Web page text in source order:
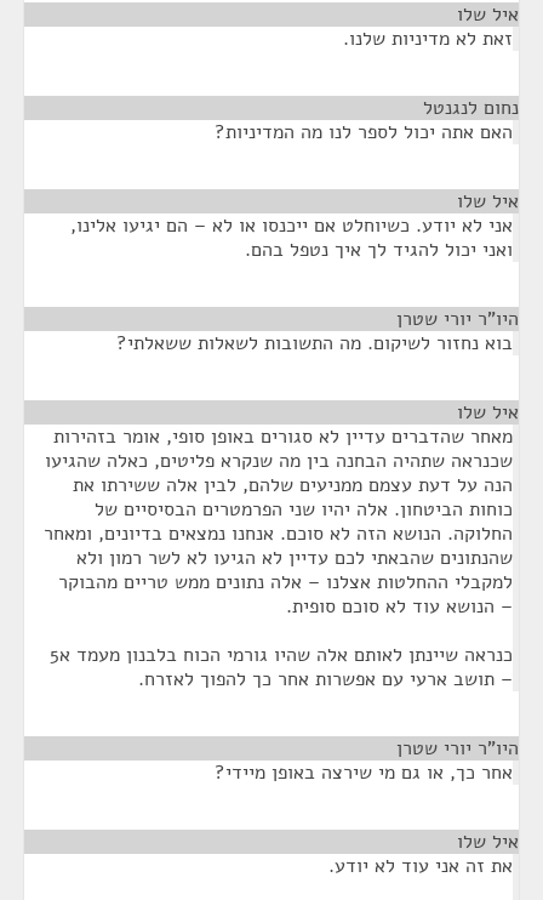
איל שלו
זאת לא מדיניות שלנו.
נחום לנגנטל
האם אתה יכול לספר לנו מה המדיניות?
איל שלו
אני לא יודע. כשיוחלט אם ייכנסו או לא – הם יגיעו אלינו,
ואני יכול להגיד לך איך נטפל בהם.
היו"ר יורי שטרן
בוא נחזור לשיקום. מה התשובות לשאלות ששאלתי?
איל שלו
מאחר שהדברים עדיין לא סגורים באופן סופי, אומר בזהירות
שכנראה שתהיה הבחנה בין מה שנקרא פליטים, כאלה שהגיעו
הנה על דעת עצמם ממניעים שלהם, לבין אלה ששירתו את
כוחות הביטחון. אלה יהיו שני הפרמטרים הבסיסיים של
החלוקה. הנושא הזה לא סוכם. אנחנו נמצאים בדיונים, ומאחר
שהנתונים שהבאתי לכם עדיין לא הגיעו לא לשר רמון ולא
למקבלי ההחלטות אצלנו – אלה נתונים ממש טריים מהבוקר
– הנושא עוד לא סוכם סופית.
כנראה שיינתן לאותם אלה שהיו גורמי הכוח בלבנון מעמד א5
– תושב ארעי עם אפשרות אחר כך להפוך לאזרח.
היו"ר יורי שטרן
אחר כך, או גם מי שירצה באופן מיידי?
איל שלו
את זה אני עוד לא יודע.